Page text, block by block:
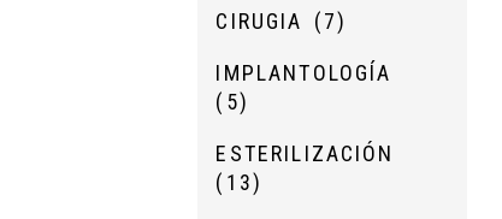
CIRUGIA (7)
IMPLANTOLOGÍA
(5)
ESTERILIZACIÓN
(13)